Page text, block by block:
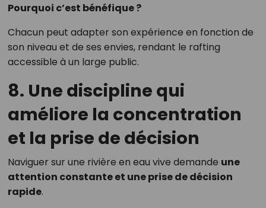
Pourquoi c’est bénéfique ?
Chacun peut adapter son expérience en fonction de
son niveau et de ses envies, rendant le rafting
accessible à un large public.
8. Une discipline qui
améliore la concentration
et la prise de décision
Naviguer sur une rivière en eau vive demande une
attention constante et une prise de décision
rapide.